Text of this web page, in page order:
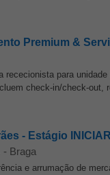
Premium &
rececionista para
check-in/check-out,
- Estágio
- Braga
e arrumação de